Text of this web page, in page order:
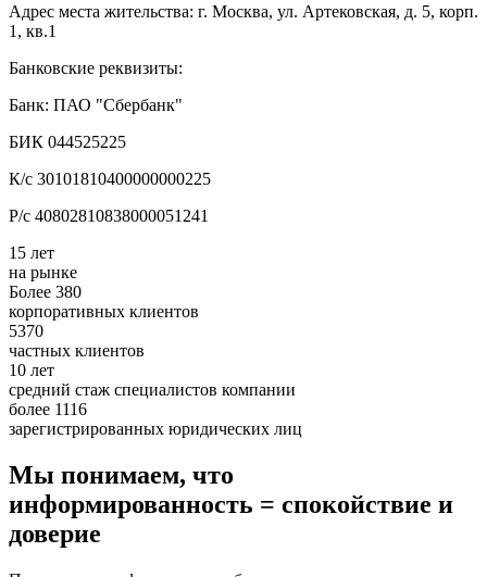
Адрес места жительства: г. Москва, ул. Артековская, д. 5, корп.
1, кв.1
Банковские реквизиты:
Банк: ПАО "Сбербанк"
БИК 044525225
К/с 30101810400000000225
Р/с 40802810838000051241
15 лет
на рынке
Более 380
корпоративных клиентов
5370
частных клиентов
10 лет
средний стаж специалистов компании
более 1116
зарегистрированных юридических лиц
Мы понимаем, что
информированность = спокойствие и
доверие